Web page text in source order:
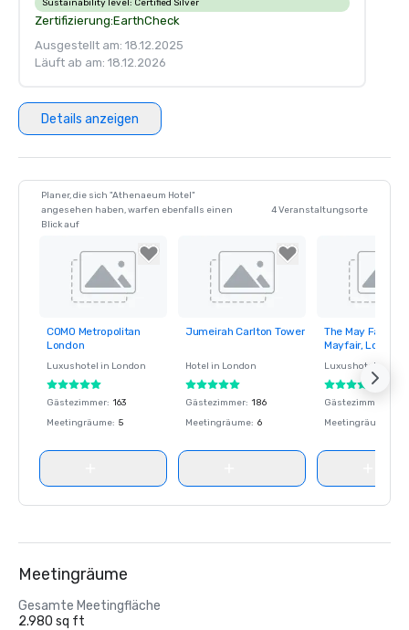
Sustainability level: Certified Silver
Zertifizierung:EarthCheck
Ausgestellt am: 18.12.2025
Läuft ab am: 18.12.2026
Details anzeigen
Planer, die sich "Athenaeum Hotel"
angesehen haben, warfen ebenfalls einen
Blick auf
4 Veranstaltungsorte
Removed from
favorites
COMO Metropolitan
London
Luxushotel in London
Gästezimmer: 163
Meetingräume: 5
Removed from
Jumeirah Carlton Tower
Hotel in London
Gästezimmer: 186
Meetingräume: 6
Removed
favorites
The May Fair
Mayfair, London
Luxushotel in
Gästezimmer
Meetingräume
Meetingräume
Gesamte Meetingfläche
2.980 sq ft